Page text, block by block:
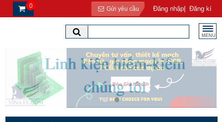
0 Gửi yêu cầu Đăng nhập| Đăng kí
MENU